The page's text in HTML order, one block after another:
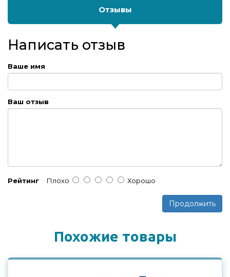
Отзывы
Написать отзыв
Ваше имя
Ваш отзыв
Рейтинг Плохо Хорошо
Продолжить
Похожие товары